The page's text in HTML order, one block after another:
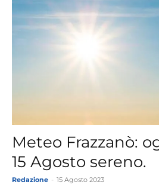
Meteo Frazzanò:
15 Agosto sereno.
Redazione 15 Agosto 2023